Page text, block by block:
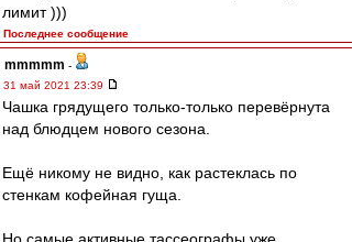
лимит )))
Последнее сообщение
mmmmm -
31 май 2021 23:39
Чашка грядущего только-только перевёрнута
над блюдцем нового сезона.
Ещё никому не видно, как растеклась по
стенкам кофейная гуща.